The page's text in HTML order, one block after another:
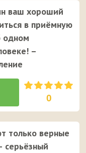
ваш хороший
в приёмную
одном
–
0
только верные